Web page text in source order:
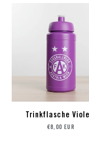
Trinkflasche
Preis
€8,00 EUR